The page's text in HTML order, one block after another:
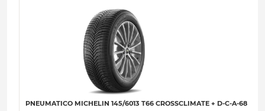
PNEUMATICO MICHELIN 145/6013 T66 CROSSCLIMATE + D-C-A-68